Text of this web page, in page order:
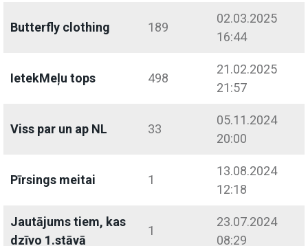
Butterfly clothing 189
02.03.2025
16:44
IetekMeļu tops 498
21.02.2025
21:57
Viss par un ap NL 33
05.11.2024
20:00
Pīrsings meitai 1
13.08.2024
12:18
Jautājums tiem, kas
dzīvo 1.stāvā
1
23.07.2024
08:29